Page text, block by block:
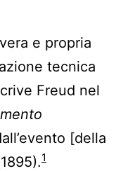
e propria
tecnica
Freud nel
[della
1